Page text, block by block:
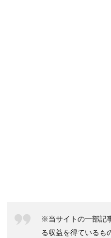
※当サイトの一部記
る収益を得ているも